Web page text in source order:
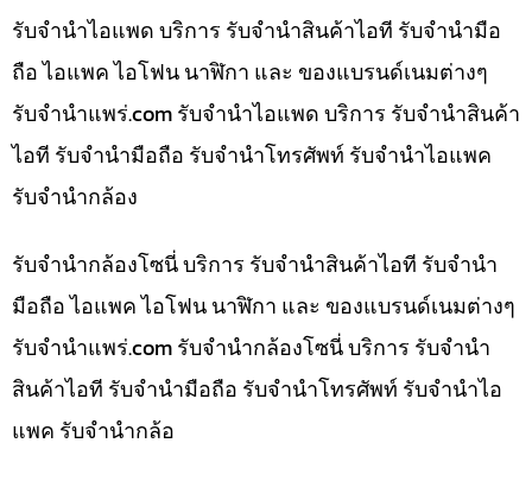
รับจำนำไอแพด บริการ รับจำนำสินค้าไอที รับจำนำมือ
ถือ ไอแพค ไอโฟน นาฬิกา และ ของแบรนด์เนมต่างๆ
รับจํานําแพร่.com รับจำนำไอแพด บริการ รับจำนำสินค้า
ไอที รับจำนำมือถือ รับจำนำโทรศัพท์ รับจำนำไอแพค
รับจำนำกล้อง
รับจำนำกล้องโซนี่ บริการ รับจำนำสินค้าไอที รับจำนำ
มือถือ ไอแพค ไอโฟน นาฬิกา และ ของแบรนด์เนมต่างๆ
รับจํานําแพร่.com รับจำนำกล้องโซนี่ บริการ รับจำนำ
สินค้าไอที รับจำนำมือถือ รับจำนำโทรศัพท์ รับจำนำไอ
แพค รับจำนำกล้อ